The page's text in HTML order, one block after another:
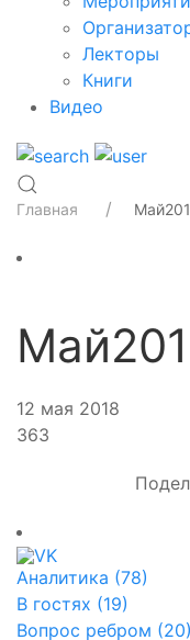
Лекторы
Книги
Видео
Главная
12 мая 2018
363
Аналитика (78)
В гостях (19)
Вопрос ребром (20)